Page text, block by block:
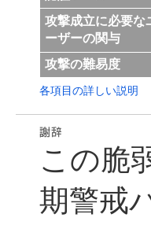
攻撃成立に必要な
ーザーの関与
攻撃の難易度
各項目の詳しい説明
この脆
期警戒